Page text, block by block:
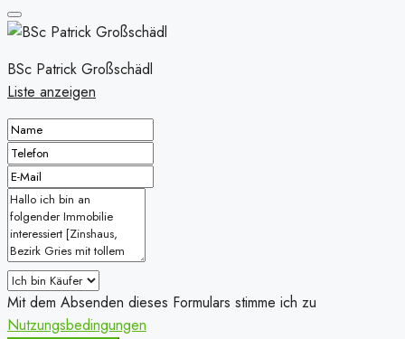
BSc Patrick Großschädl
Liste anzeigen
Mit dem Absenden dieses Formulars stimme ich zu
Nutzungsbedingungen